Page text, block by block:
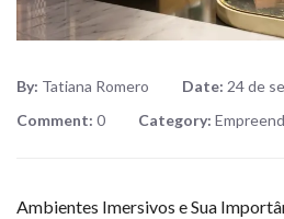
By: Tatiana Romero Date: 24 de
Comment: 0 Category:
Ambientes Imersivos e Sua